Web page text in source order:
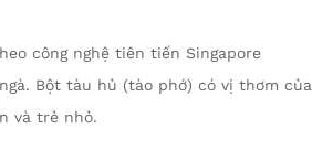
công nghệ tiên tiến Singapore
Bột tàu hủ (tào phớ) có vị thơm
và trẻ nhỏ.